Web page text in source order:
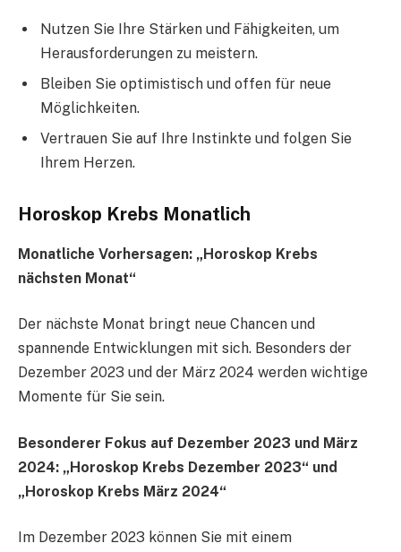
Nutzen Sie Ihre Stärken und Fähigkeiten, um
Herausforderungen zu meistern.
Bleiben Sie optimistisch und offen für neue
Möglichkeiten.
Vertrauen Sie auf Ihre Instinkte und folgen Sie
Ihrem Herzen.
Horoskop Krebs Monatlich
Monatliche Vorhersagen: „Horoskop Krebs
nächsten Monat“
Der nächste Monat bringt neue Chancen und
spannende Entwicklungen mit sich. Besonders der
Dezember 2023 und der März 2024 werden wichtige
Momente für Sie sein.
Besonderer Fokus auf Dezember 2023 und März
2024: „Horoskop Krebs Dezember 2023“ und
„Horoskop Krebs März 2024“
Im Dezember 2023 können Sie mit einem